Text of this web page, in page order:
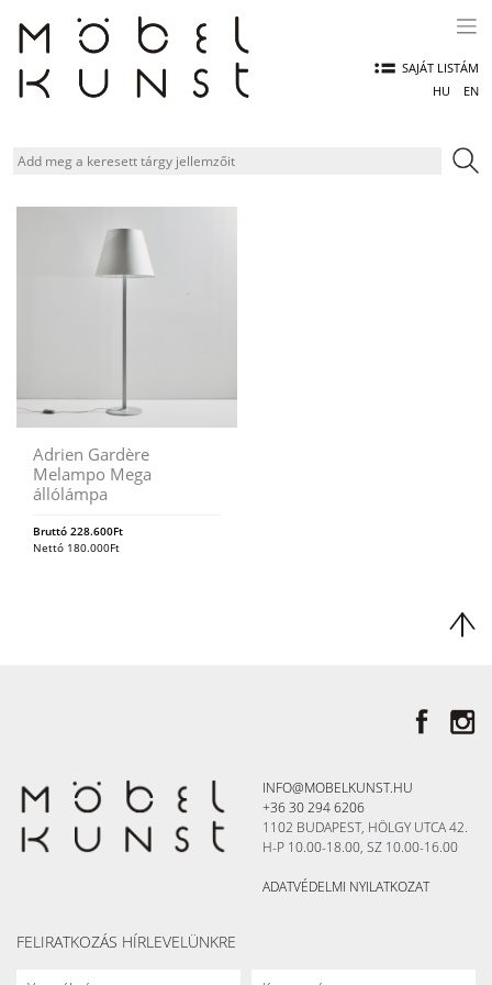
content
SAJÁT LISTÁM
HU
EN
Adrien Gardère
Melampo Mega
állólámpa
Bruttó 228.600Ft
Nettó 180.000Ft
INFO@MOBELKUNST.HU
+36 30 294 6206
1102 BUDAPEST, HÖLGY UTCA 42.
H-P 10.00-18.00, SZ 10.00-16.00
ADATVÉDELMI NYILATKOZAT
FELIRATKOZÁS HÍRLEVELÜNKRE